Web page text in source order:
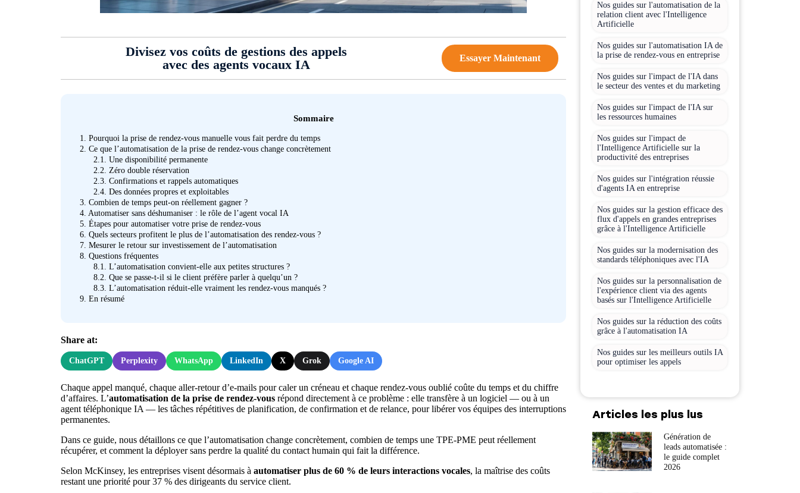
Divisez vos coûts de gestions des appels
avec des agents vocaux IA
Essayer Maintenant
Sommaire
1. Pourquoi la prise de rendez-vous manuelle vous fait perdre du temps
2. Ce que l’automatisation de la prise de rendez-vous change concrètement
2.1. Une disponibilité permanente
2.2. Zéro double réservation
2.3. Confirmations et rappels automatiques
2.4. Des données propres et exploitables
3. Combien de temps peut-on réellement gagner ?
4. Automatiser sans déshumaniser : le rôle de l’agent vocal IA
5. Étapes pour automatiser votre prise de rendez-vous
6. Quels secteurs profitent le plus de l’automatisation des rendez-vous ?
7. Mesurer le retour sur investissement de l’automatisation
8. Questions fréquentes
8.1. L’automatisation convient-elle aux petites structures ?
8.2. Que se passe-t-il si le client préfère parler à quelqu’un ?
8.3. L’automatisation réduit-elle vraiment les rendez-vous manqués ?
9. En résumé
Share at:
ChatGPT Perplexity WhatsApp LinkedIn X Grok Google AI
Chaque appel manqué, chaque aller-retour d’e-mails pour caler un créneau et chaque rendez-vous oublié coûte du temps et du chiffre
d’affaires. L’automatisation de la prise de rendez-vous répond directement à ce problème : elle transfère à un logiciel — ou à un
agent téléphonique IA — les tâches répétitives de planification, de confirmation et de relance, pour libérer vos équipes des interruptions
permanentes.
Dans ce guide, nous détaillons ce que l’automatisation change concrètement, combien de temps une TPE-PME peut réellement
récupérer, et comment la déployer sans perdre la qualité du contact humain qui fait la différence.
Selon McKinsey, les entreprises visent désormais à automatiser plus de 60 % de leurs interactions vocales, la maîtrise des coûts
restant une priorité pour 37 % des dirigeants du service client.
Nos guides sur l'automatisation de la
relation client avec l'Intelligence
Artificielle
Nos guides sur l'automatisation IA de
la prise de rendez-vous en entreprise
Nos guides sur l'impact de l'IA dans
le secteur des ventes et du marketing
Nos guides sur l'impact de l'IA sur
les ressources humaines
Nos guides sur l'impact de
l'Intelligence Artificielle sur la
productivité des entreprises
Nos guides sur l'intégration réussie
d'agents IA en entreprise
Nos guides sur la gestion efficace des
flux d'appels en grandes entreprises
grâce à l'Intelligence Artificielle
Nos guides sur la modernisation des
standards téléphoniques avec l'IA
Nos guides sur la personnalisation de
l'expérience client via des agents
basés sur l'Intelligence Artificielle
Nos guides sur la réduction des coûts
grâce à l'automatisation IA
Nos guides sur les meilleurs outils IA
pour optimiser les appels
Articles les plus lus
Génération de
leads automatisée :
le guide complet
2026